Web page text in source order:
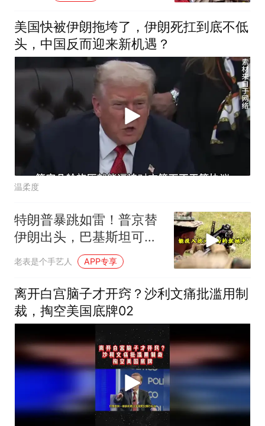
美国快被伊朗拖垮了，伊朗死扛到底不低
头，中国反而迎来新机遇？
温柔度
特朗普暴跳如雷！普京替
伊朗出头，巴基斯坦可能
上当
老表是个手艺人 APP专享
离开白宫脑子才开窍？沙利文痛批滥用制
裁，掏空美国底牌02